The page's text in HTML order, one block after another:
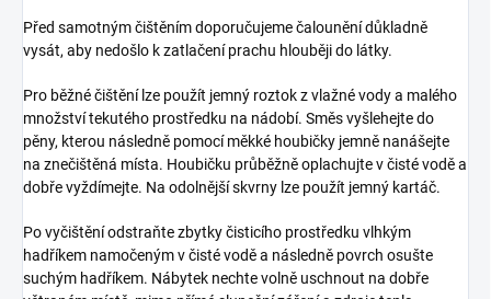
Před samotným čištěním doporučujeme čalounění důkladně
vysát, aby nedošlo k zatlačení prachu hlouběji do látky.
Pro běžné čištění lze použít jemný roztok z vlažné vody a malého
množství tekutého prostředku na nádobí. Směs vyšlehejte do
pěny, kterou následně pomocí měkké houbičky jemně nanášejte
na znečištěná místa. Houbičku průběžně oplachujte v čisté vodě a
dobře vyždímejte. Na odolnější skvrny lze použít jemný kartáč.
Po vyčištění odstraňte zbytky čisticího prostředku vlhkým
hadříkem namočeným v čisté vodě a následně povrch osušte
suchým hadříkem. Nábytek nechte volně uschnout na dobře